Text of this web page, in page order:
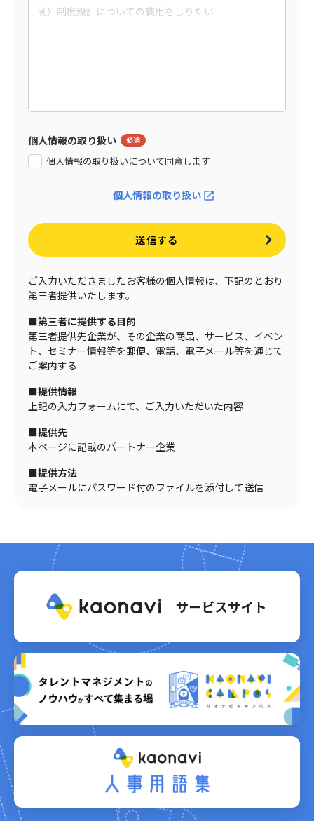
個人情報の取り扱い
個人情報の取り扱いについて同意します
個人情報の取り扱い
送信する
ご入力いただきましたお客様の個人情報は、下記のとおり
第三者提供いたします。
■第三者に提供する目的
第三者提供先企業が、その企業の商品、サービス、イベン
ト、セミナー情報等を郵便、電話、電子メール等を通じて
ご案内する
■提供情報
上記の入力フォームにて、ご入力いただいた内容
■提供先
本ページに記載のパートナー企業
■提供方法
電子メールにパスワード付のファイルを添付して送信